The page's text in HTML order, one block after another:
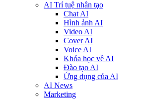
AI Trí tuệ nhân tạo
Chat AI
Hình ảnh AI
Video AI
Cover AI
Voice AI
Khóa học về AI
Đào tạo AI
Ứng dụng của AI
AI News
Marketing